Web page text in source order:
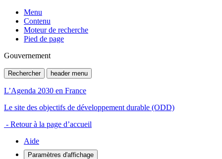
Menu
Contenu
Moteur de recherche
Pied de page
Gouvernement
Rechercher header menu
L’Agenda 2030 en France
Le site des objectifs de développement durable (ODD)
- Retour à la page d’accueil
Aide
Paramètres d'affichage